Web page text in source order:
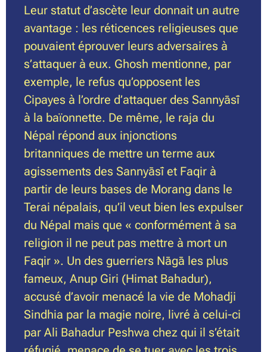
Leur statut d’ascète leur donnait un autre
avantage : les réticences religieuses que
pouvaient éprouver leurs adversaires à
s’attaquer à eux. Ghosh mentionne, par
exemple, le refus qu’opposent les
Cipayes à l’ordre d’attaquer des Sannyāsī
à la baïonnette. De même, le raja du
Népal répond aux injonctions
britanniques de mettre un terme aux
agissements des Sannyāsī et Faqir à
partir de leurs bases de Morang dans le
Terai népalais, qu’il veut bien les expulser
du Népal mais que « conformément à sa
religion il ne peut pas mettre à mort un
Faqir ». Un des guerriers Nāgā les plus
fameux, Anup Giri (Himat Bahadur),
accusé d’avoir menacé la vie de Mohadji
Sindhia par la magie noire, livré à celui-ci
par Ali Bahadur Peshwa chez qui il s’était